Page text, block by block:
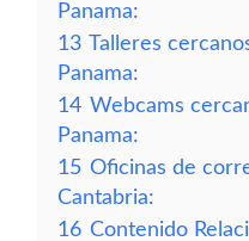
Panama:
13 Talleres
Panama:
14 Webcams
Panama:
15 Oficinas de
Cantabria:
16 Contenido